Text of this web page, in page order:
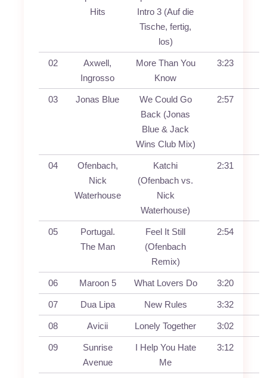
Hits
Intro 3 (Auf die
Tische, fertig,
los)
02
Axwell,
Ingrosso
More Than You
Know
3:23
03 Jonas Blue
We Could Go
Back (Jonas
Blue & Jack
Wins Club Mix)
2:57
04
Ofenbach,
Nick
Waterhouse
Katchi
(Ofenbach vs.
Nick
Waterhouse)
2:31
05
Portugal.
The Man
Feel It Still
(Ofenbach
Remix)
2:54
06 Maroon 5 What Lovers Do 3:20
07 Dua Lipa New Rules 3:32
08 Avicii Lonely Together 3:02
09
Sunrise
Avenue
I Help You Hate
Me
3:12